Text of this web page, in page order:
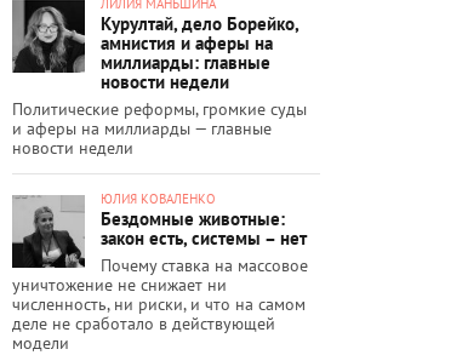
ЛИЛИЯ МАНЬШИНА
Курултай, дело Борейко,
амнистия и аферы на
миллиарды: главные
новости недели
Политические реформы, громкие суды
и аферы на миллиарды — главные
новости недели
ЮЛИЯ КОВАЛЕНКО
Бездомные животные:
закон есть, системы – нет
Почему ставка на массовое
уничтожение не снижает ни
численность, ни риски, и что на самом
деле не сработало в действующей
модели